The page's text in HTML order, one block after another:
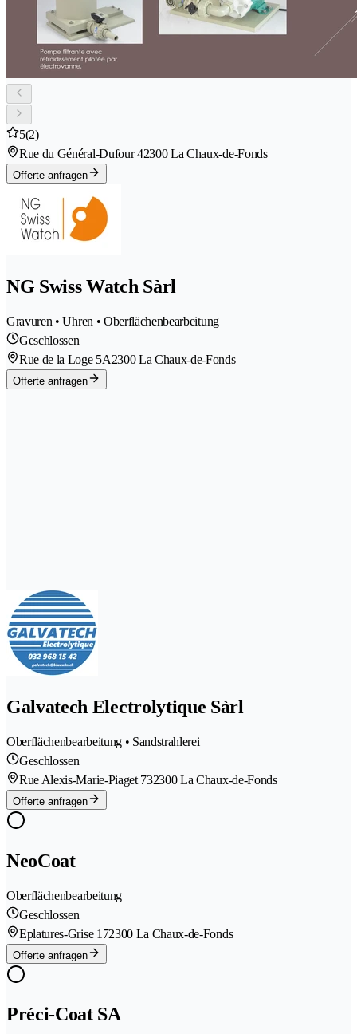
5(2)
Rue du Général-Dufour 42300 La Chaux-de-Fonds
Offerte anfragen
NG Swiss Watch Sàrl
Gravuren • Uhren • Oberflächenbearbeitung
Geschlossen
Rue de la Loge 5A2300 La Chaux-de-Fonds
Offerte anfragen
Galvatech Electrolytique Sàrl
Oberflächenbearbeitung • Sandstrahlerei
Geschlossen
Rue Alexis-Marie-Piaget 732300 La Chaux-de-Fonds
Offerte anfragen
NeoCoat
Oberflächenbearbeitung
Geschlossen
Eplatures-Grise 172300 La Chaux-de-Fonds
Offerte anfragen
Préci-Coat SA